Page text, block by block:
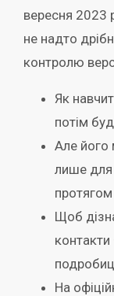
вересня 2023
не надто
контролю
Як
потім
Але його
лише для
протягом
Щоб
На